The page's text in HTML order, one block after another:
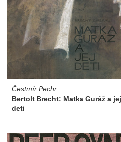
Čestmír Pechr
Bertolt Brecht: Matka Guráž a jej
deti